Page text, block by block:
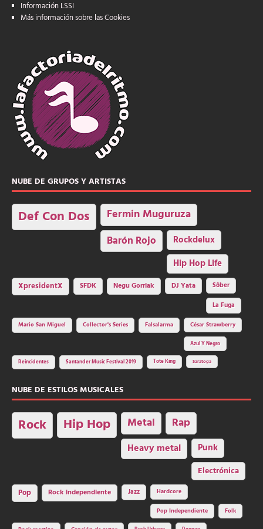
Información LSSI
Más información sobre las Cookies
NUBE DE GRUPOS Y ARTISTAS
Def Con Dos Fermin Muguruza
Barón Rojo Rockdelux
Hip Hop Life
XpresidentX SFDK Negu Gorriak DJ Yata
Sôber
La Fuga
Mario San Miguel
Collector's Series Falsalarma César Strawberry
Azul Y Negro
Reincidentes Santander Music Festival 2019 Tote King Saratoga
NUBE DE ESTILOS MUSICALES
Rock Hip Hop Metal Rap
Heavy metal Punk
Electrónica
Pop Rock independiente Jazz Hardcore
Pop Independiente Folk